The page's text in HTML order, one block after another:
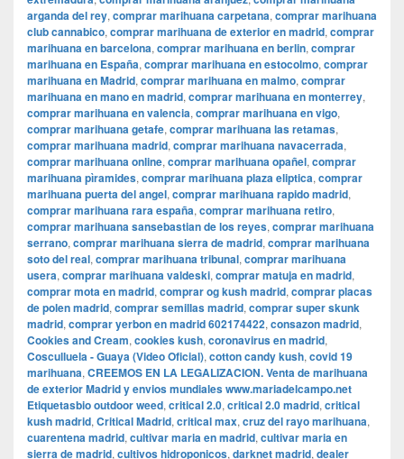
arganda del rey, comprar marihuana carpetana, comprar marihuana
club cannabico, comprar marihuana de exterior en madrid, comprar
marihuana en barcelona, comprar marihuana en berlin, comprar
marihuana en España, comprar marihuana en estocolmo, comprar
marihuana en Madrid, comprar marihuana en malmo, comprar
marihuana en mano en madrid, comprar marihuana en monterrey,
comprar marihuana en valencia, comprar marihuana en vigo,
comprar marihuana getafe, comprar marihuana las retamas,
comprar marihuana madrid, comprar marihuana navacerrada,
comprar marihuana online, comprar marihuana opañel, comprar
marihuana pìramides, comprar marihuana plaza eliptica, comprar
marihuana puerta del angel, comprar marihuana rapido madrid,
comprar marihuana rara españa, comprar marihuana retiro,
comprar marihuana sansebastian de los reyes, comprar marihuana
serrano, comprar marihuana sierra de madrid, comprar marihuana
soto del real, comprar marihuana tribunal, comprar marihuana
usera, comprar marihuana valdeski, comprar matuja en madrid,
comprar mota en madrid, comprar og kush madrid, comprar placas
de polen madrid, comprar semillas madrid, comprar super skunk
madrid, comprar yerbon en madrid 602174422, consazon madrid,
Cookies and Cream, cookies kush, coronavirus en madrid,
Cosculluela - Guaya (Video Oficial), cotton candy kush, covid 19
marihuana, CREEMOS EN LA LEGALIZACION. Venta de marihuana
de exterior Madrid y envios mundiales www.mariadelcampo.net
Etiquetasbio outdoor weed, critical 2.0, critical 2.0 madrid, critical
kush madrid, Critical Madrid, critical max, cruz del rayo marihuana,
cuarentena madrid, cultivar maria en madrid, cultivar maria en
sierra de madrid, cultivos hidroponicos, darknet madrid, dealer